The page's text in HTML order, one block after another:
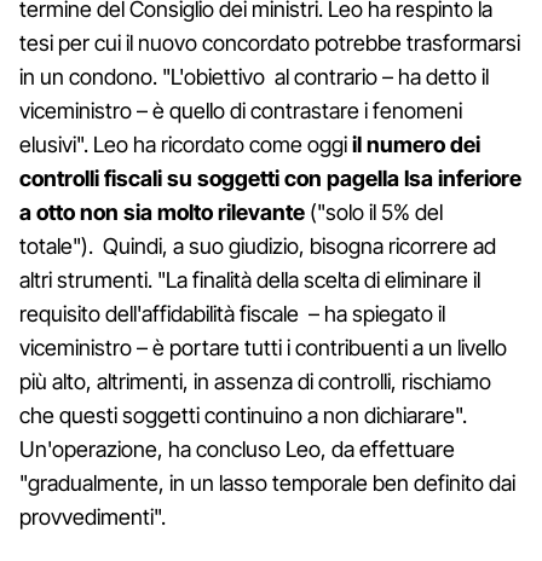
termine del Consiglio dei ministri. Leo ha respinto la
tesi per cui il nuovo concordato potrebbe trasformarsi
in un condono. "L'obiettivo al contrario – ha detto il
viceministro – è quello di contrastare i fenomeni
elusivi". Leo ha ricordato come oggiil numero dei
controlli fiscali su soggetti con pagella Isa inferiore
a otto non sia molto rilevante ("solo il 5% del
totale"). Quindi, a suo giudizio, bisogna ricorrere ad
altri strumenti. "La finalità della scelta di eliminare il
requisito dell'affidabilità fiscale – ha spiegato il
viceministro – è portare tutti i contribuenti a un livello
più alto, altrimenti, in assenza di controlli, rischiamo
che questi soggetti continuino a non dichiarare".
Un'operazione, ha concluso Leo, da effettuare
"gradualmente, in un lasso temporale ben definito dai
provvedimenti".